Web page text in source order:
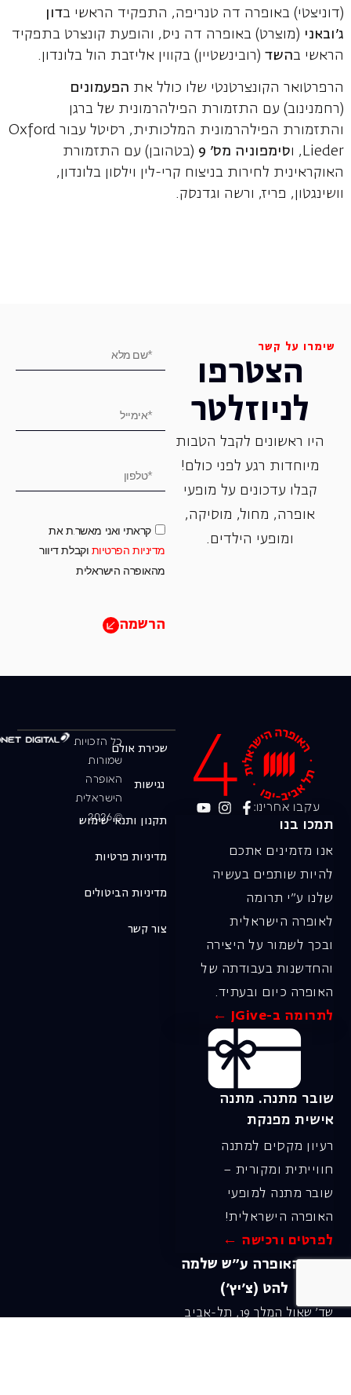
(דוניצטי) באופרה דה טנריפה, התפקיד הראשי בדון
ג'ובאני (מוצרט) באופרה דה ניס, והופעת קונצרט בתפקיד
הראשי בהשד(רובינשטיין) בקווין אליזבת הול בלונדון.
הרפרטואר הקונצרטנטי שלו כולל את הפעמונים
(רחמנינוב) עם התזמורת הפילהרמונית של ברגן
והתזמורת הפילהרמונית המלכותית, רסיטל עבור Oxford
Lieder, ו
סימפוניה מס' 9
(בטהובן) עם התזמורת
האוקראינית לחירות בניצוח קרי-לין וילסון בלונדון,
וושינגטון, פריז, ורשה וגדנסק.
שימרו על קשר
הצטרפו
לניוזלטר
היו ראשונים לקבל הטבות
מיוחדות רגע לפני כולם!
קבלו עדכונים על מופעי
אופרה, ‏מחול, ‏מוסיקה,
ומופעי הילדים.
קראתי ואני מאשר.ת את
מדיניות הפרטיות וקבלת דיוור
מהאופרה הישראלית
הרשמה
עקבו אחרינו:
תמכו בנו
אנו מזמינים אתכם
להיות שותפים בעשיה
שלנו ע"י תרומה
לאופרה הישראלית
ובכך לשמור על היצירה
והחדשנות בעבודתה של
האופרה כיום ובעתיד.
לתרומה ב-JGive ←
שובר מתנה. מתנה
אישית מפנקת
רעיון מקסים למתנה
חווייתית ומקורית –
שובר מתנה למופעי
האופרה הישראלית!
לפרטים ורכישה ←
בית האופרה ע״ש שלמה
להט (צ׳יץ׳)
שד׳ שאול המלך 19, תל-אביב
כל הזכויות
שמורות
האופרה
הישראלית
© 2026
שכירת אולם
נגישות
תקנון ותנאי שימוש
מדיניות פרטיות
מדיניות הביטולים
צור קשר